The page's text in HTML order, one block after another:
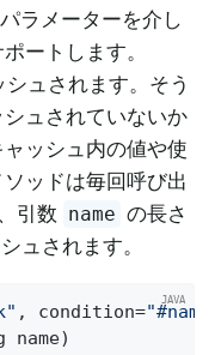
パラメーターを介し
ートします。
ュされます。そう
ュされていないか
ッシュ内の値や使
ッドは毎回呼び出
引数 name の長さ
ュされます。
, condition=
name)